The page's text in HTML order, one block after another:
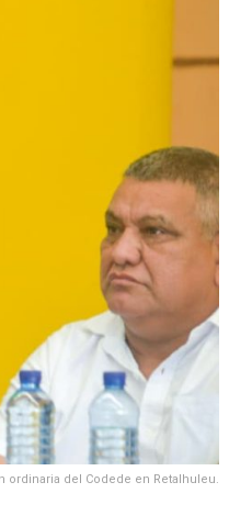
ordinaria del Codede en Retalhuleu.